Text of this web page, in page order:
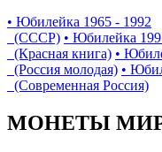
• Юбилейка 1965 - 1992
(СССР) • Юбилейка
(Красная книга) •
(Россия молодая) •
(Современная Россия)
МОНЕТЫ